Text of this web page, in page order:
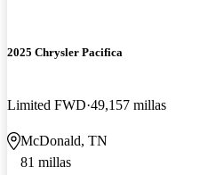
2025 Chrysler Pacifica
Limited FWD 49,157 millas
McDonald, TN
81 millas